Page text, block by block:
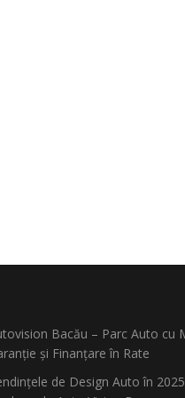
Bacău – Parc Auto cu
și Finanțare în Rate
de Design Auto în